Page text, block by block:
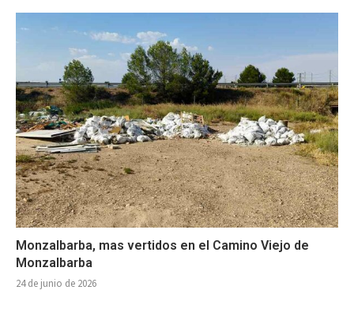
Monzalbarba, mas vertidos en el Camino Viejo de
Monzalbarba
24 de junio de 2026